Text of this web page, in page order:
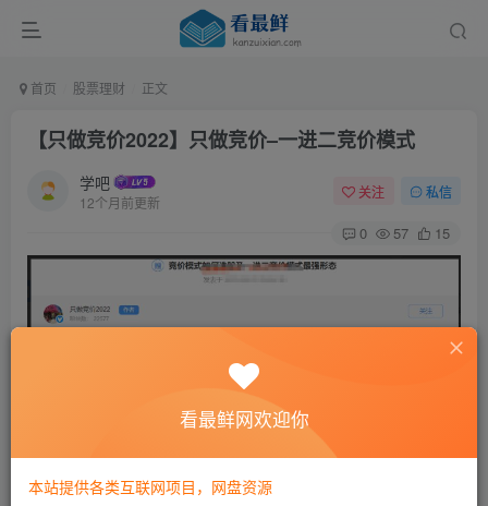
首页 股票理财 正文
【只做竞价2022】只做竞价–一进二竞价模式
学吧
12个月前更新
关注 私信
0 57 15
看最鲜网欢迎你
本站提供各类互联网项目，网盘资源